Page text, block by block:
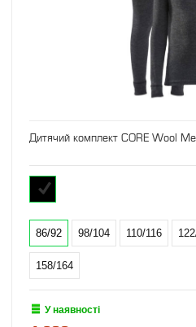
Дитячий комплект CORE Wool
86/92 98/104 110/116
158/164
У наявності